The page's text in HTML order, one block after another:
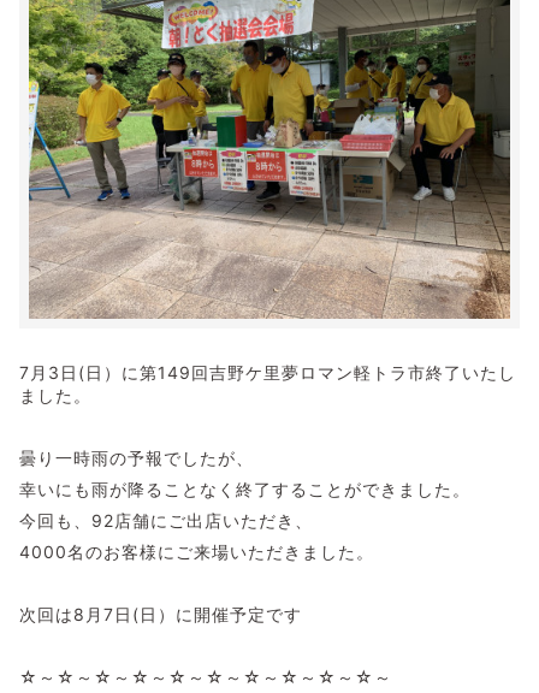
7月3日(日）に第149回吉野ケ里夢ロマン軽トラ市終了いたし
ました。
曇り一時雨の予報でしたが、
幸いにも雨が降ることなく終了することができました。
今回も、92店舗にご出店いただき、
4000名のお客様にご来場いただきました。
次回は8月7日(日）に開催予定です
☆～☆～☆～☆～☆～☆～☆～☆～☆～☆～